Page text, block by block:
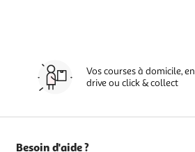
Vos courses à domicile, en
drive ou click & collect
Besoin d'aide ?